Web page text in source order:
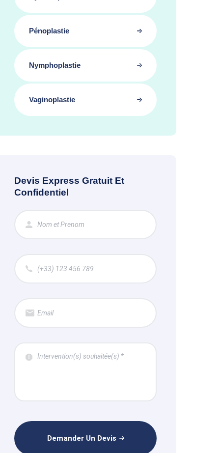
Pénoplastie
Nymphoplastie
Vaginoplastie
Devis Express Gratuit Et
Confidentiel
Demander Un Devis